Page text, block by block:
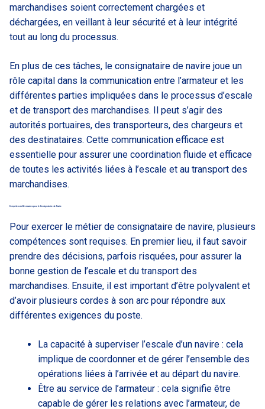
marchandises soient correctement chargées et
déchargées, en veillant à leur sécurité et à leur intégrité
tout au long du processus.
En plus de ces tâches, le consignataire de navire joue un
rôle capital dans la communication entre l’armateur et les
différentes parties impliquées dans le processus d’escale
et de transport des marchandises. Il peut s’agir des
autorités portuaires, des transporteurs, des chargeurs et
des destinataires. Cette communication efficace est
essentielle pour assurer une coordination fluide et efficace
de toutes les activités liées à l’escale et au transport des
marchandises.
Compétences Nécessaires pour le Consignataire de Navire
Pour exercer le métier de consignataire de navire, plusieurs
compétences sont requises. En premier lieu, il faut savoir
prendre des décisions, parfois risquées, pour assurer la
bonne gestion de l’escale et du transport des
marchandises. Ensuite, il est important d’être polyvalent et
d’avoir plusieurs cordes à son arc pour répondre aux
différentes exigences du poste.
La capacité à superviser l’escale d’un navire : cela
implique de coordonner et de gérer l’ensemble des
opérations liées à l’arrivée et au départ du navire.
Être au service de l’armateur : cela signifie être
capable de gérer les relations avec l’armateur, de